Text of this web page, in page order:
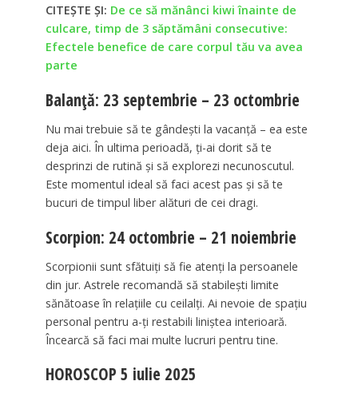
CITEȘTE ȘI: De ce să mănânci kiwi înainte de
culcare, timp de 3 săptămâni consecutive:
Efectele benefice de care corpul tău va avea
parte
Balanță: 23 septembrie – 23 octombrie
Nu mai trebuie să te gândești la vacanță – ea este
deja aici. În ultima perioadă, ți-ai dorit să te
desprinzi de rutină și să explorezi necunoscutul.
Este momentul ideal să faci acest pas și să te
bucuri de timpul liber alături de cei dragi.
Scorpion: 24 octombrie – 21 noiembrie
Scorpionii sunt sfătuiți să fie atenți la persoanele
din jur. Astrele recomandă să stabilești limite
sănătoase în relațiile cu ceilalți. Ai nevoie de spațiu
personal pentru a-ți restabili liniștea interioară.
Încearcă să faci mai multe lucruri pentru tine.
HOROSCOP 5 iulie 2025